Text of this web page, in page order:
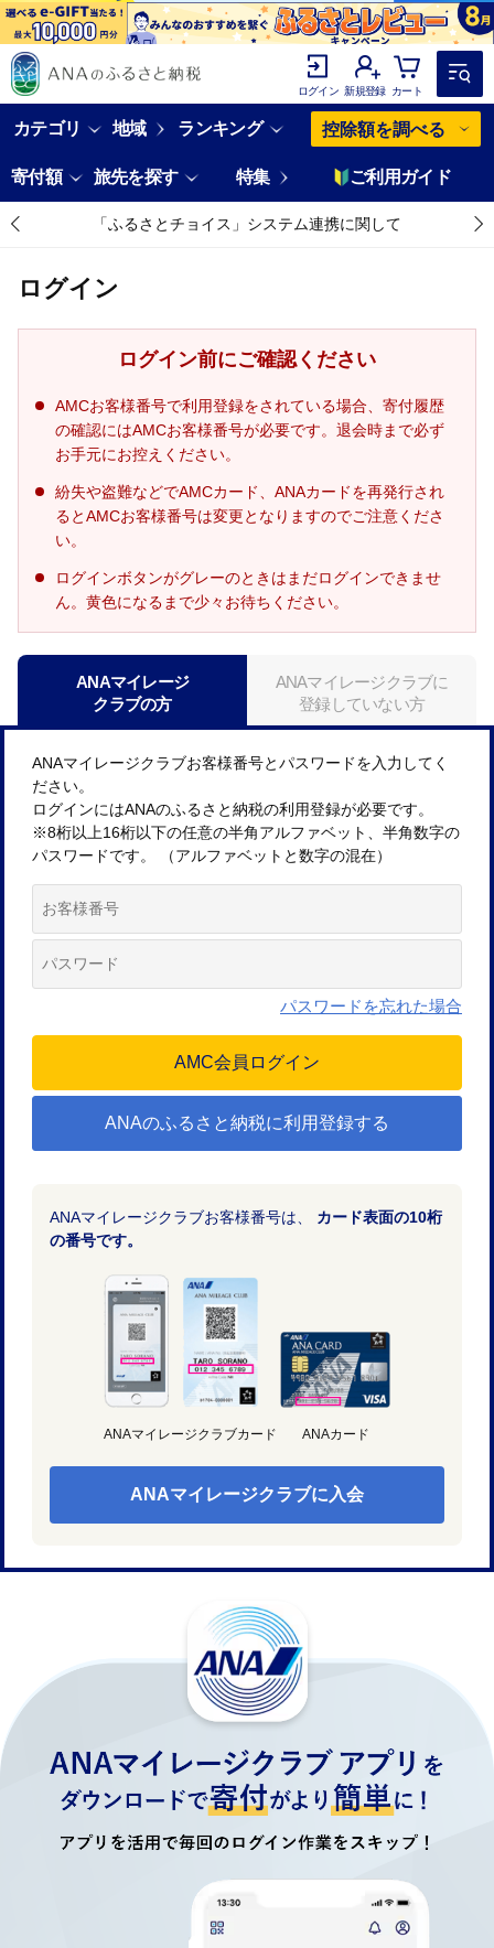
ログイン 新規登録 カート
カテゴリ 地域 ランキング 控除額を調べる
寄付額 旅先を探す 特集 ご利用ガイド
「ふるさとチョイス」システム連携に関して
ログイン
ログイン前にご確認ください
AMCお客様番号で利用登録をされている場合、寄付履歴
の確認にはAMCお客様番号が必要です。退会時まで必ず
お手元にお控えください。
紛失や盗難などでAMCカード、ANAカードを再発行され
るとAMCお客様番号は変更となりますのでご注意くださ
い。
ログインボタンがグレーのときはまだログインできませ
ん。黄色になるまで少々お待ちください。
ANAマイレージ
クラブの方
ANAマイレージクラブに
登録していない方
ANAマイレージクラブお客様番号とパスワードを入力してく
ださい。
ログインにはANAのふるさと納税の利用登録が必要です。
※8桁以上16桁以下の任意の半角アルファベット、半角数字の
パスワードです。 （アルファベットと数字の混在）
パスワードを忘れた場合
ANAのふるさと納税に利用登録する
ANAマイレージクラブお客様番号は、 カード表面の10桁
の番号です。
ANAマイレージクラブカード ANAカード
ANAマイレージクラブに入会